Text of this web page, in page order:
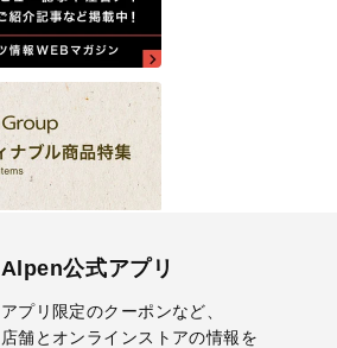
Alpen公式アプリ
アプリ限定のクーポンなど、
店舗とオンラインストアの情報を